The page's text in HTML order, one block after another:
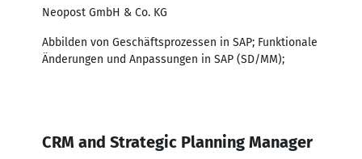
Neopost GmbH & Co. KG
Abbilden von Geschäftsprozessen in SAP; Funktionale
Änderungen und Anpassungen in SAP (SD/MM);
CRM and Strategic Planning Manager